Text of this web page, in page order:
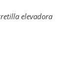
elevadora